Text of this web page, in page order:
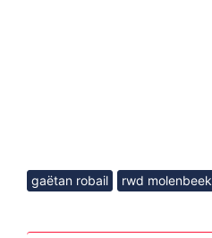
gaëtan robail rwd molenbeek